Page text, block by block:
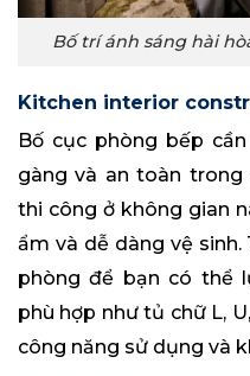
Bố trí ánh sáng hài
Kitchen interior
Bố cục phòng bếp
gàng và an toàn trong
thi công ở không gian
ẩm và dễ dàng vệ
phòng để bạn có thể
phù hợp như tủ chữ L,
công năng sử dụng và